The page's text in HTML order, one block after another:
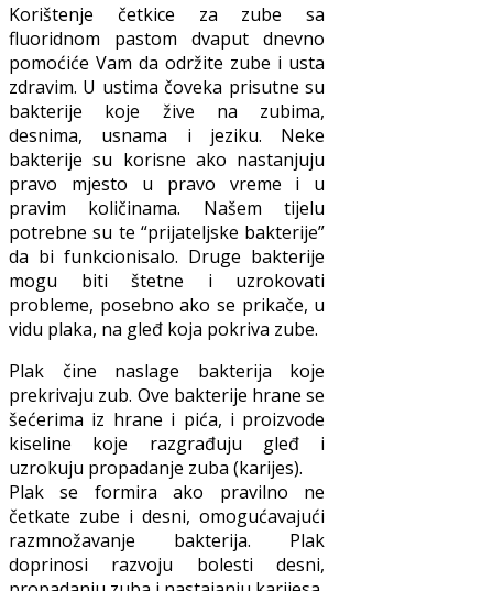
Korištenje četkice za zube sa
fluoridnom pastom dvaput dnevno
pomoćiće Vam da održite zube i usta
zdravim. U ustima čoveka prisutne su
bakterije koje žive na zubima,
desnima, usnama i jeziku. Neke
bakterije su korisne ako nastanjuju
pravo mjesto u pravo vreme i u
pravim količinama. Našem tijelu
potrebne su te “prijateljske bakterije”
da bi funkcionisalo. Druge bakterije
mogu biti štetne i uzrokovati
probleme, posebno ako se prikače, u
vidu plaka, na gleđ koja pokriva zube.
Plak čine naslage bakterija koje
prekrivaju zub. Ove bakterije hrane se
šećerima iz hrane i pića, i proizvode
kiseline koje razgrađuju gleđ i
uzrokuju propadanje zuba (karijes).
Plak se formira ako pravilno ne
četkate zube i desni, omogućavajući
razmnožavanje bakterija. Plak
doprinosi razvoju bolesti desni,